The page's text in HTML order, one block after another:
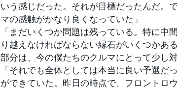
いう感じだった。それが目標だったんだ。
マの感触がかなり良くなっていた」
「まだいくつか問題は残っている。特に
り越えなければならない縁石がいくつかあ
部分は、今の僕たちのクルマにとって少し
「それでも全体としては本当に良い予選
ができていた。昨日の時点で、フロントロ